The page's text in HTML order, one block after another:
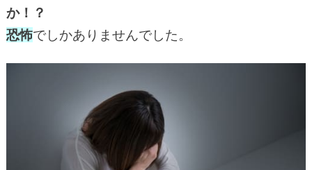
か！？
恐怖でしかありませんでした。